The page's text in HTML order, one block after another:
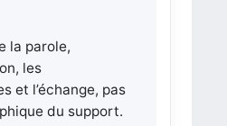
la parole,
les
et l’échange, pas
du support.